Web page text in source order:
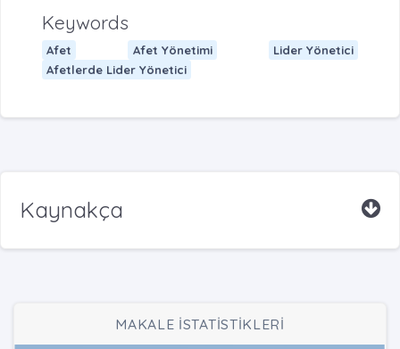
Keywords
Afet Afet Yönetimi
Lider Yönetici
Afetlerde Lider Yönetici
Kaynakça
MAKALE İSTATİSTİKLERİ